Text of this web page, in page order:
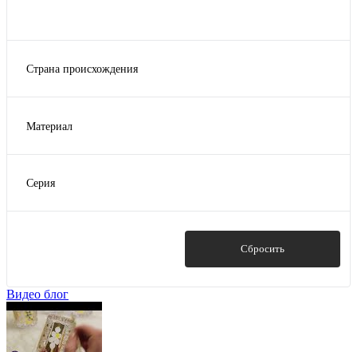
Страна происхождения
Материал
Серия
Carduelis/Cecilia
Показать ещё 22
Сбросить
Видео блог